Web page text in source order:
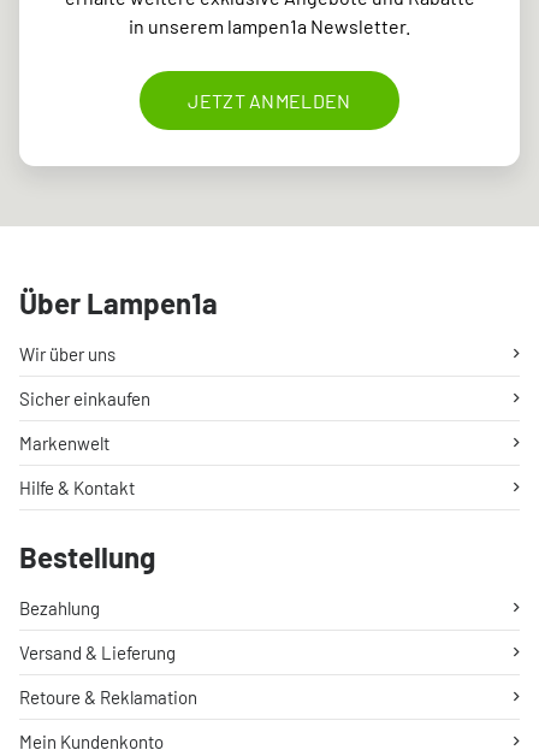
in unserem lampen1a Newsletter.
JETZT ANMELDEN
Über Lampen1a
Wir über uns
Sicher einkaufen
Markenwelt
Hilfe & Kontakt
Bestellung
Bezahlung
Versand & Lieferung
Retoure & Reklamation
Mein Kundenkonto